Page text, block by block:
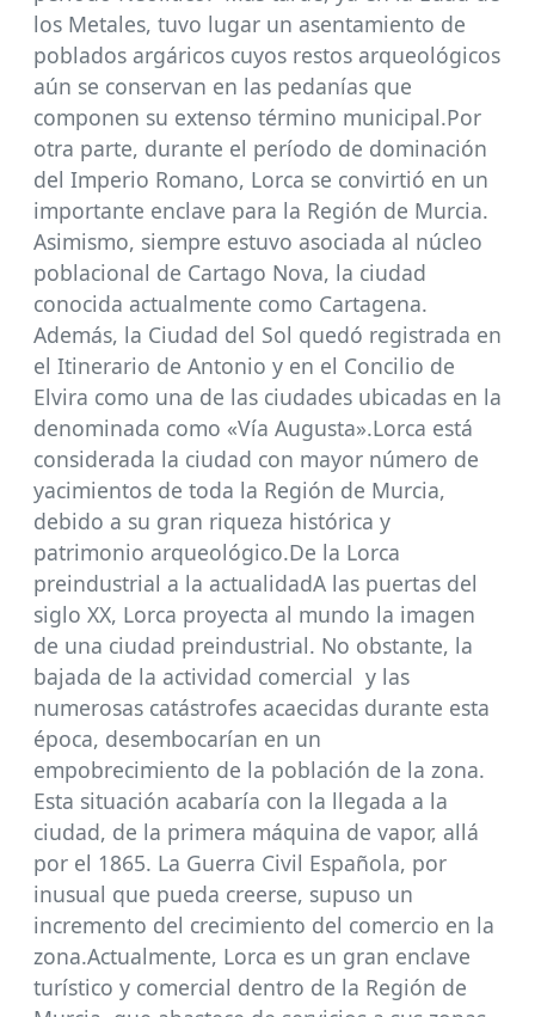
los Metales, tuvo lugar un asentamiento de
poblados argáricos cuyos restos arqueológicos
aún se conservan en las pedanías que
componen su extenso término municipal.Por
otra parte, durante el período de dominación
del Imperio Romano, Lorca se convirtió en un
importante enclave para la Región de Murcia.
Asimismo, siempre estuvo asociada al núcleo
poblacional de Cartago Nova, la ciudad
conocida actualmente como Cartagena.
Además, la Ciudad del Sol quedó registrada en
el Itinerario de Antonio y en el Concilio de
Elvira como una de las ciudades ubicadas en la
denominada como «Vía Augusta».Lorca está
considerada la ciudad con mayor número de
yacimientos de toda la Región de Murcia,
debido a su gran riqueza histórica y
patrimonio arqueológico.De la Lorca
preindustrial a la actualidadA las puertas del
siglo XX, Lorca proyecta al mundo la imagen
de una ciudad preindustrial. No obstante, la
bajada de la actividad comercial y las
numerosas catástrofes acaecidas durante esta
época, desembocarían en un
empobrecimiento de la población de la zona.
Esta situación acabaría con la llegada a la
ciudad, de la primera máquina de vapor, allá
por el 1865. La Guerra Civil Española, por
inusual que pueda creerse, supuso un
incremento del crecimiento del comercio en la
zona.Actualmente, Lorca es un gran enclave
turístico y comercial dentro de la Región de